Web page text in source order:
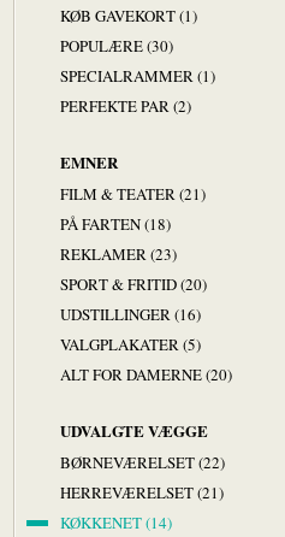
KØB GAVEKORT (1)
POPULÆRE (30)
SPECIALRAMMER (1)
PERFEKTE PAR (2)
EMNER
FILM & TEATER (21)
PÅ FARTEN (18)
REKLAMER (23)
SPORT & FRITID (20)
UDSTILLINGER (16)
VALGPLAKATER (5)
ALT FOR DAMERNE (20)
UDVALGTE VÆGGE
BØRNEVÆRELSET (22)
HERREVÆRELSET (21)
KØKKENET (14)